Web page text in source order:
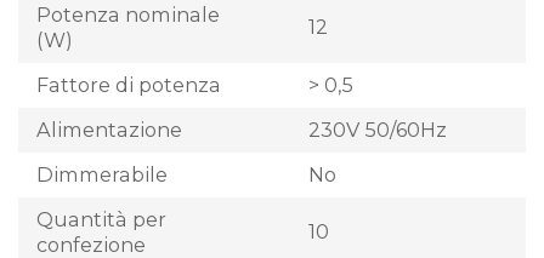
Potenza nominale
(W)
12
Fattore di potenza
> 0,5
Alimentazione
230V 50/60Hz
Dimmerabile
No
Quantità per
confezione
10